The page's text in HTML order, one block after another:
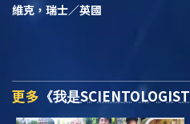
維克，瑞士／英國
更多 《我是SCIENTOLOGIST